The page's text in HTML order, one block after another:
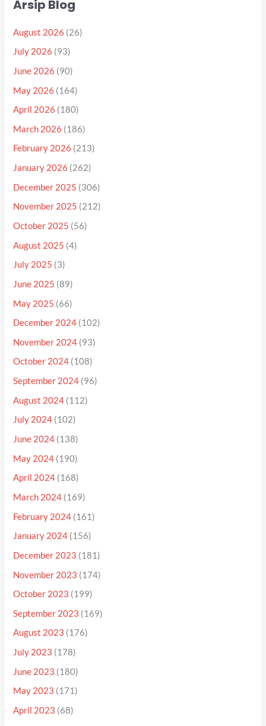
Arsip Blog
August 2026 (26)
July 2026 (93)
June 2026 (90)
May 2026 (164)
April 2026 (180)
March 2026 (186)
February 2026 (213)
January 2026 (262)
December 2025 (306)
November 2025 (212)
October 2025 (56)
August 2025 (4)
July 2025 (3)
June 2025 (89)
May 2025 (66)
December 2024 (102)
November 2024 (93)
October 2024 (108)
September 2024 (96)
August 2024 (112)
July 2024 (102)
June 2024 (138)
May 2024 (190)
April 2024 (168)
March 2024 (169)
February 2024 (161)
January 2024 (156)
December 2023 (181)
November 2023 (174)
October 2023 (199)
September 2023 (169)
August 2023 (176)
July 2023 (178)
June 2023 (180)
May 2023 (171)
April 2023 (68)